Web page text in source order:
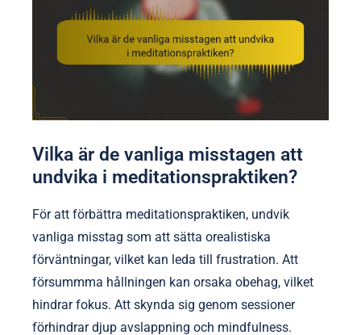
Vilka är de vanliga misstagen att
undvika i meditationspraktiken?
För att förbättra meditationspraktiken, undvik
vanliga misstag som att sätta orealistiska
förväntningar, vilket kan leda till frustration. Att
försummma hållningen kan orsaka obehag, vilket
hindrar fokus. Att skynda sig genom sessioner
förhindrar djup avslappning och mindfulness.